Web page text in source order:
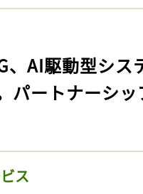
、AI駆動型シ
パートナーシ
ス